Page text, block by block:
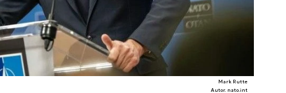
Mark Rutte
Autor. nato.int